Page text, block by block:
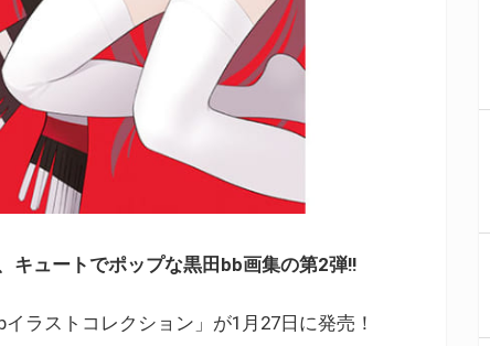
キュートでポップな黒田bb画集の第2弾!!
ラストコレクション」が1月27日に発売！